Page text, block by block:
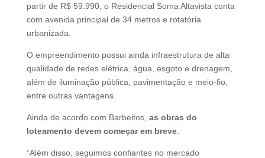
partir de R$ 59.990, o Residencial Soma Altavista conta
com avenida principal de 34 metros e rotatória
urbanizada.
O empreendimento possui ainda infraestrutura de alta
qualidade de redes elétrica, água, esgoto e drenagem,
além de iluminação pública, pavimentação e meio-fio,
entre outras vantagens.
Ainda de acordo com Barbeitos, as obras do
loteamento devem começar em breve.
“Além disso, seguimos confiantes no mercado